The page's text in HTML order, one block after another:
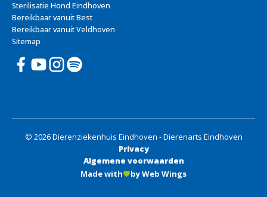
Sterilisatie Hond Eindhoven
Bereikbaar vanuit Best
Bereikbaar vanuit Veldhoven
Sitemap
© 2026 Dierenziekenhuis Eindhoven - Dierenarts Eindhoven
Privacy
Algemene voorwaarden
Made with
by Web Wings